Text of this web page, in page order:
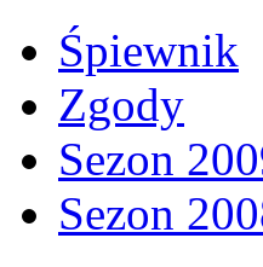
Śpiewnik
Zgody
Sezon
Sezon